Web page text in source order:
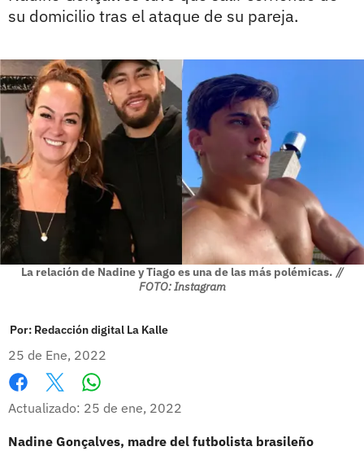
su domicilio tras el ataque de su pareja.
La relación de Nadine y Tiago es una de las más polémicas. //
FOTO: Instagram
Por: Redacción digital La Kalle
25 de Ene, 2022
Facebook
X
Actualizado: 25 de ene, 2022
Nadine Gonçalves, madre del futbolista brasileño